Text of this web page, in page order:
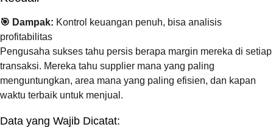
🎯 Dampak: Kontrol keuangan penuh, bisa analisis
profitabilitas
Pengusaha sukses tahu persis berapa margin mereka di setiap
transaksi. Mereka tahu supplier mana yang paling
menguntungkan, area mana yang paling efisien, dan kapan
waktu terbaik untuk menjual.
Data yang Wajib Dicatat: